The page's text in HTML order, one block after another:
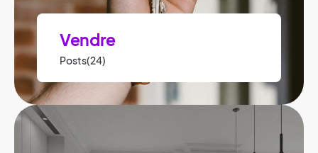
Vendre
Posts(24)